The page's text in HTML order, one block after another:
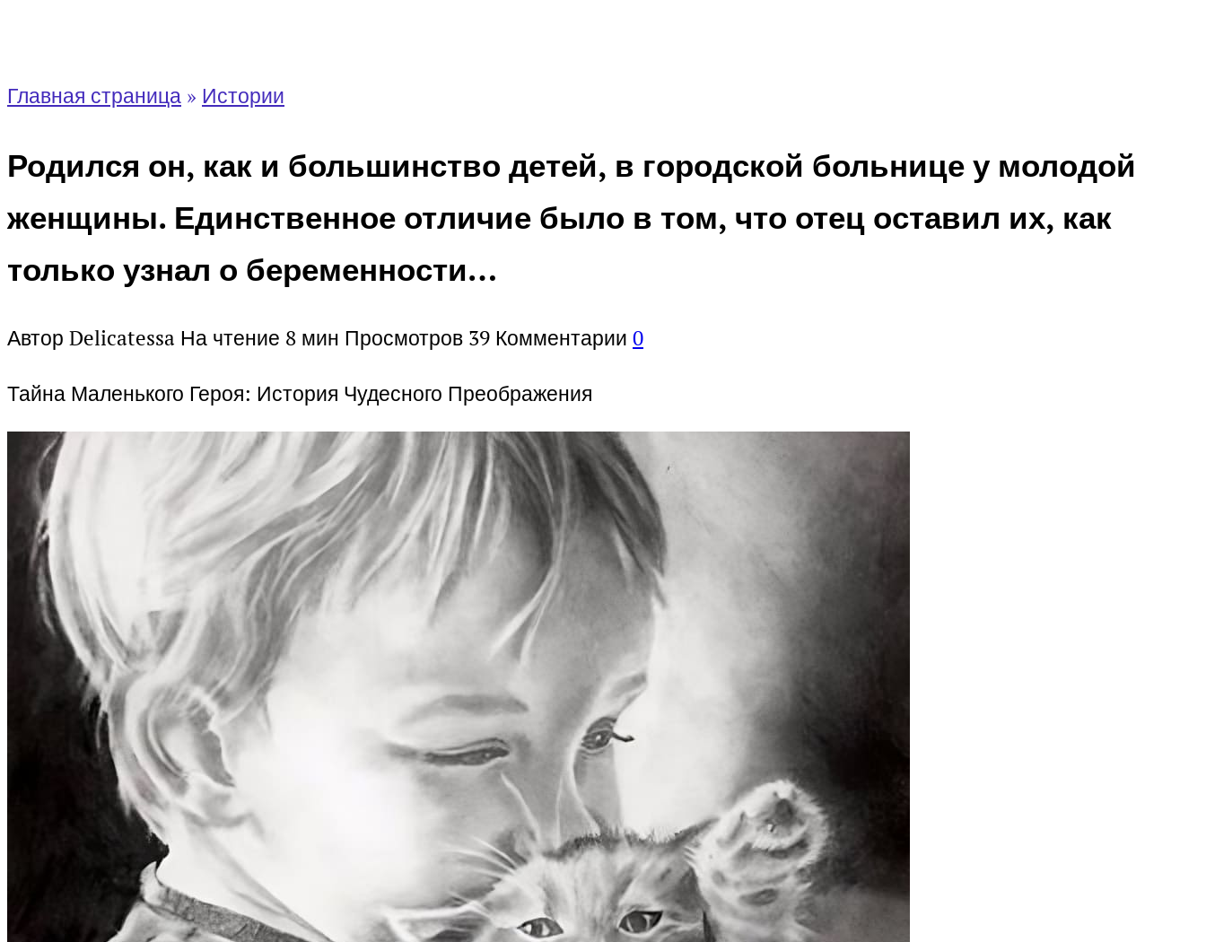
Главная страница » Истории
Родился он, как и большинство детей, в городской больнице у молодой
женщины. Единственное отличие было в том, что отец оставил их, как
только узнал о беременности…
Автор Delicatessa На чтение 8 мин Просмотров 39 Комментарии 0
Тайна Маленького Героя: История Чудесного Преображения